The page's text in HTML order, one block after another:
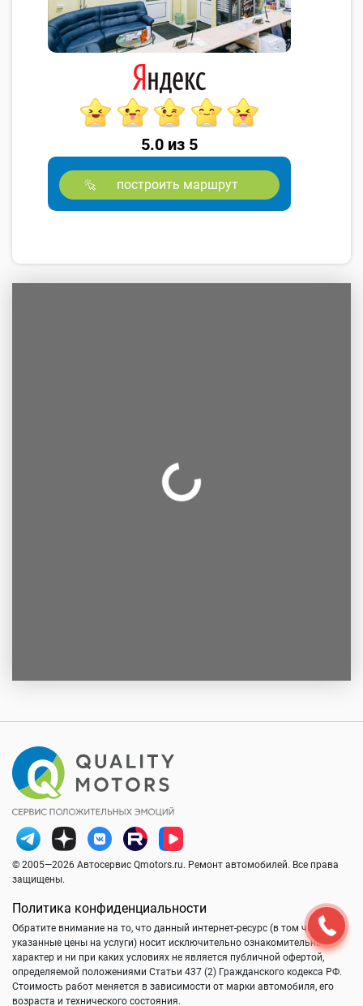
5.0 из 5
построить маршрут
© 2005—2026 Автосервис Qmotors.ru. Ремонт автомобилей. Все права
защищены.
Политика конфиденциальности
Обратите внимание на то, что данный интернет-ресурс (в том числе
указанные цены на услуги) носит исключительно ознакомительный
характер и ни при каких условиях не является публичной офертой,
определяемой положениями Статьи 437 (2) Гражданского кодекса РФ.
Стоимость работ меняется в зависимости от марки автомобиля, его
возраста и технического состояния.